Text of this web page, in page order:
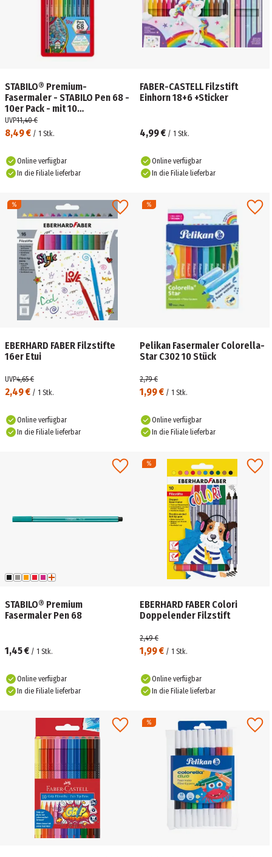
STABILO® Premium-
Fasermaler - STABILO Pen 68 -
10er Pack - mit 10
verschiedenen Farben
8,49 € / 1 Stk.
UVP11,40 €
Online verfügbar
In die Filiale lieferbar
FABER-CASTELL Filzstift
Einhorn 18+6 +Sticker
4,99 € / 1 Stk.
Online verfügbar
In die Filiale lieferbar
EBERHARD FABER Filzstifte
16er Etui
2,49 € / 1 Stk.
UVP4,65 €
Online verfügbar
In die Filiale lieferbar
Pelikan Fasermaler Colorella-
Star C302 10 Stück
1,99 € / 1 Stk.
2,79 €
Online verfügbar
In die Filiale lieferbar
STABILO® Premium
Fasermaler Pen 68
1,45 € / 1 Stk.
Online verfügbar
In die Filiale lieferbar
EBERHARD FABER Colori
Doppelender Filzstift
1,99 € / 1 Stk.
2,49 €
Online verfügbar
In die Filiale lieferbar